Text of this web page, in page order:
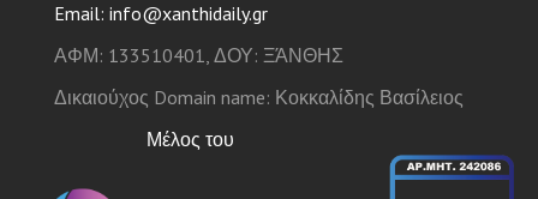
Email: info@xanthidaily.gr
ΑΦΜ: 133510401, ΔΟΥ: ΞΆΝΘΗΣ
Δικαιούχος Domain name: Κοκκαλίδης Βασίλειος
Μέλος του